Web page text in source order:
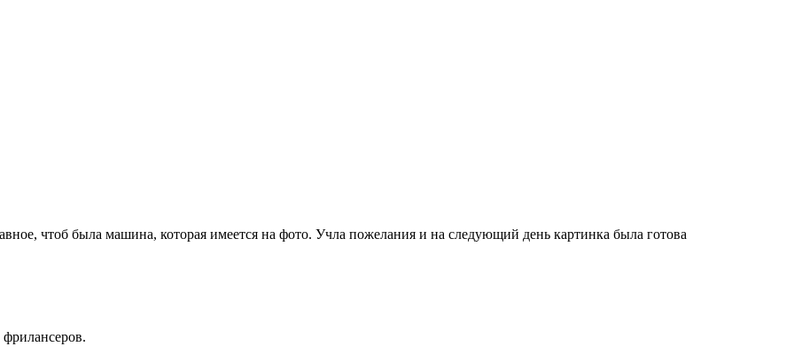
чтоб была машина, которая имеется на фото. Учла пожелания и на следующий день картинка была готова